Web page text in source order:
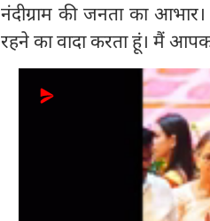
नंदीग्राम की जनता का
रहने का वादा करता हूं। मैं